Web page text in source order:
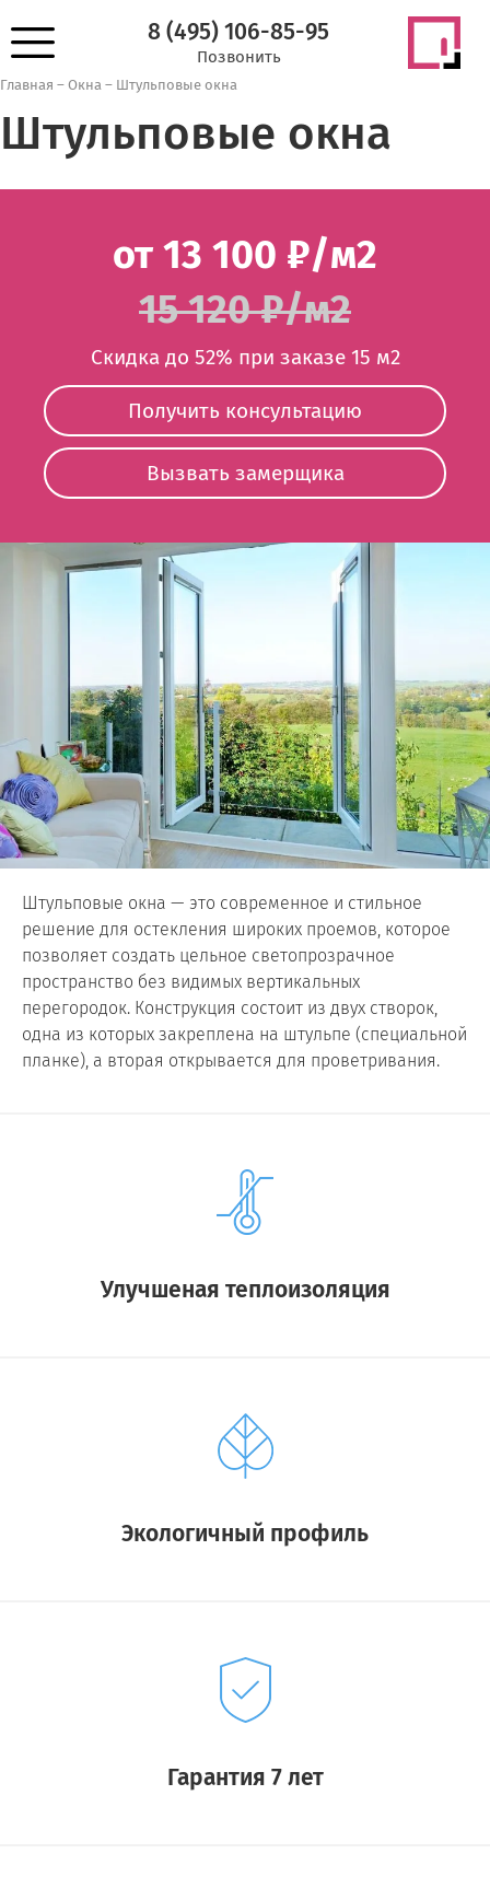
8 (495) 106-85-95
Позвонить
Главная – Окна – Штульповые окна
Штульповые окна
от 13 100 ₽/м2
15 120 ₽/м2
Скидка до 52% при заказе 15 м2
Получить консультацию
Вызвать замерщика
Штульповые окна — это современное и стильное
решение для остекления широких проемов, которое
позволяет создать цельное светопрозрачное
пространство без видимых вертикальных
перегородок. Конструкция состоит из двух створок,
одна из которых закреплена на штульпе (специальной
планке), а вторая открывается для проветривания.
Улучшеная теплоизоляция
Экологичный профиль
Гарантия 7 лет